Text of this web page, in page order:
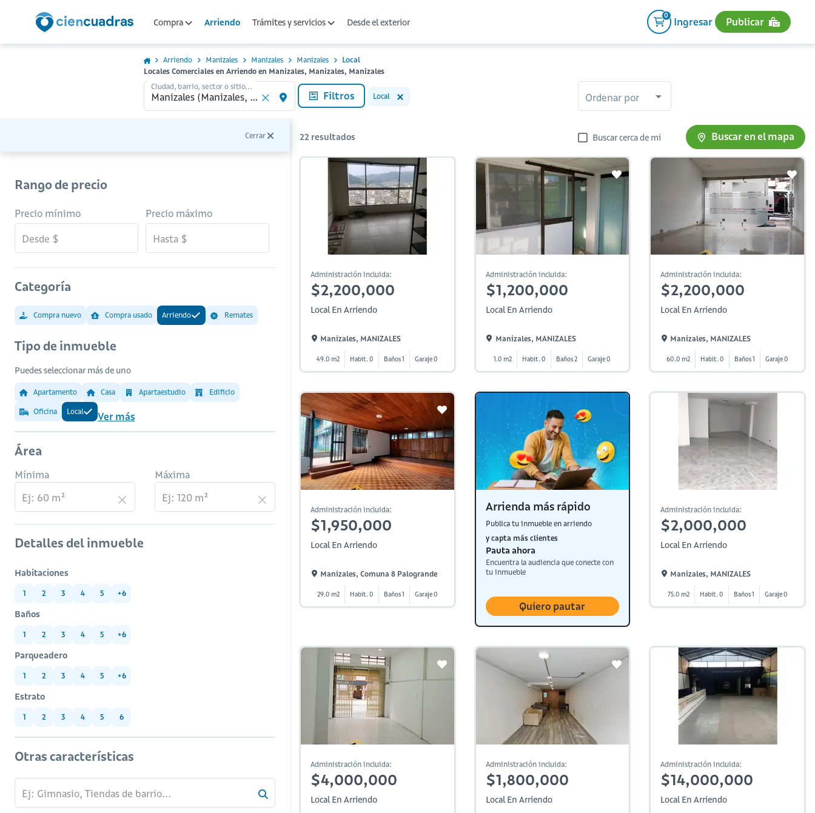
Compra Arriendo Trámites y servicios Desde el exterior
0
Ingresar Publicar
Arriendo Manizales Manizales Manizales
Local
Locales Comerciales en Arriendo en Manizales, Manizales, Manizales
Ciudad, barrio, sector o sitio...
Filtros Local Ordenar por
Cerrar
Rango de precio
Precio mínimo Precio máximo
Categoría
Compra nuevo Compra usado Arriendo Remates
Tipo de inmueble
Puedes seleccionar más de uno
Apartamento Casa Apartaestudio Edificio
Oficina Local Ver más
Área
Mínima Máxima
Detalles del inmueble
Habitaciones
1 2 3 4 5 +6
Baños
1 2 3 4 5 +6
Parqueadero
1 2 3 4 5 +6
Estrato
1 2 3 4 5 6
Otras características
22 resultados Buscar cerca de mi Buscar en el mapa
Administración incluida:
$2,200,000
Local En Arriendo
Manizales, MANIZALES
49.0 m2 Habit. 0 Baños 1 Garaje 0
Administración incluida:
$1,200,000
Local En Arriendo
Manizales, MANIZALES
1.0 m2 Habit. 0 Baños 2 Garaje 0
Administración incluida:
$2,200,000
Local En Arriendo
Manizales, MANIZALES
60.0 m2 Habit. 0 Baños 1 Garaje 0
Administración incluida:
$1,950,000
Local En Arriendo
Manizales, Comuna 8 Palogrande
29.0 m2 Habit. 0 Baños 1 Garaje 0
Arrienda más rápido
Publica tu inmueble en arriendo
y capta más clientes
Pauta ahora
Encuentra la audiencia que conecte con
tu inmueble
Quiero pautar
Administración incluida:
$2,000,000
Local En Arriendo
Manizales, MANIZALES
75.0 m2 Habit. 0 Baños 1 Garaje 0
Administración incluida:
$4,000,000
Local En Arriendo
Administración incluida:
$1,800,000
Local En Arriendo
Administración incluida:
$14,000,000
Local En Arriendo